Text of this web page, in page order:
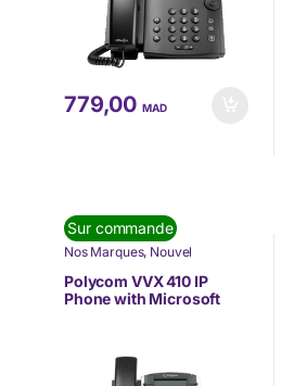
779,00MAD
Sur commande
Nos Marques, Nouvel
,POLY
COMMUNICATION,
TÉLÉPHONIE ,Téléphonie IP
(VoIP)
Polycom VVX 410 IP
Phone with Microsoft